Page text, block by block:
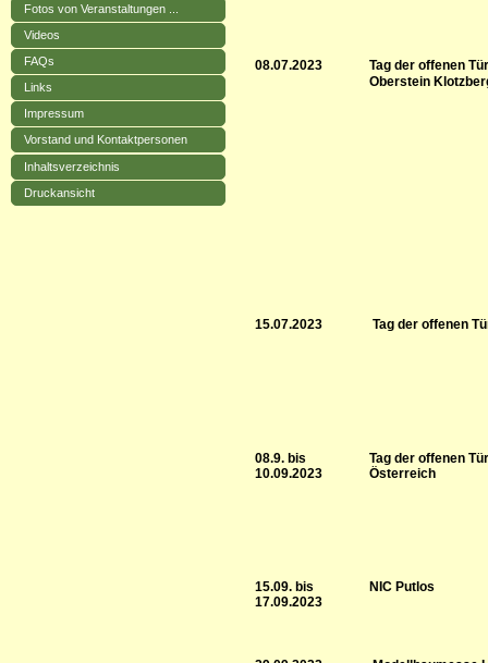
Fotos von Veranstaltungen ...
Videos
FAQs
Links
Impressum
Vorstand und Kontaktpersonen
Inhaltsverzeichnis
Druckansicht
08.07.2023
Tag der offenen
Oberstein
15.07.2023 Tag der offenen
08.9. bis
10.09.2023
Tag der offenen
Österreich
15.09. bis
17.09.2023
NIC Putlos